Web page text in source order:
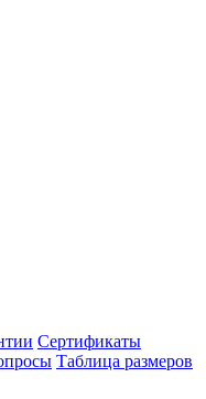
Сертификаты
Таблица размеров